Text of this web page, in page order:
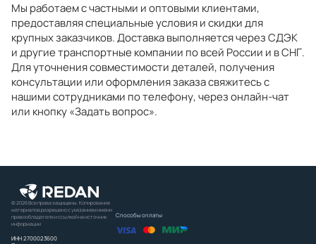
Мы работаем с частными и оптовыми клиентами,
предоставляя специальные условия и скидки для
крупных заказчиков. Доставка выполняется через СДЭК
и другие транспортные компании по всей России и в СНГ.
Для уточнения совместимости деталей, получения
консультации или оформления заказа свяжитесь с
нашими сотрудниками по телефону, через онлайн-чат
или кнопку «Задать вопрос».
© 2026 Все права защищены. Копирование
материалов разрешено с указанием имени
правообладателя и ссылкой на источник
информации
ИНН 2700023600
Способы оплаты: